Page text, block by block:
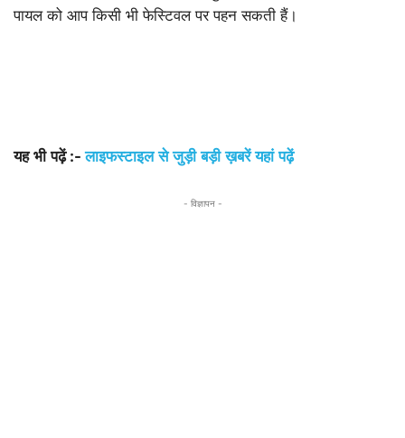
पायल को आप किसी भी फेस्टिवल पर पहन सकती हैं।
यह भी पढ़ें:-लाइफस्टाइल से जुड़ी बड़ी ख़बरें यहां पढ़ें
- विज्ञापन -